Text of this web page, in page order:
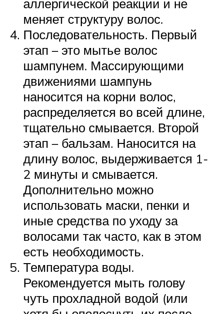
аллергической реакции и не
меняет структуру волос.
Последовательность. Первый
этап – это мытье волос
шампунем. Массирующими
движениями шампунь
наносится на корни волос,
распределяется во всей длине,
тщательно смывается. Второй
этап – бальзам. Наносится на
длину волос, выдерживается 1-
2 минуты и смывается.
Дополнительно можно
использовать маски, пенки и
иные средства по уходу за
волосами так часто, как в этом
есть необходимость.
Температура воды.
Рекомендуется мыть голову
чуть прохладной водой (или